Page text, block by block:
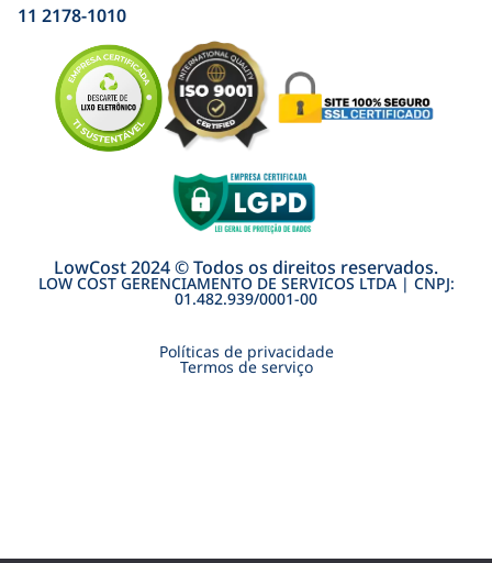
11 2178-1010
LowCost 2024 © Todos os direitos reservados.
LOW COST GERENCIAMENTO DE SERVICOS LTDA | CNPJ:
01.482.939/0001-00
Políticas de privacidade
Termos de serviço